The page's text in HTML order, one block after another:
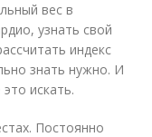
вес в
узнать свой
индекс
знать нужно. И
искать.
Постоянно